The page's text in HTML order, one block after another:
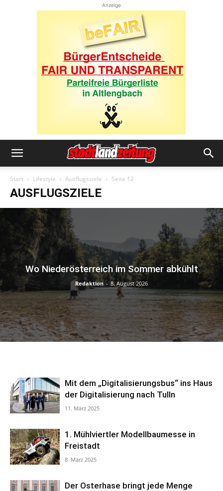
Anzeige
Start Lifestyle Ausflugsziele Seite 12
AUSFLUGSZIELE
Wo Niederösterreich im Sommer abkühlt
Redaktion - 8. August 2026
Mit dem „Digitalisierungsbus“ ins Haus
der Digitalisierung nach Tulln
11. März 2025
1. Mühlviertler Modellbaumesse in
Freistadt
8. März 2025
Der Osterhase bringt jede Menge